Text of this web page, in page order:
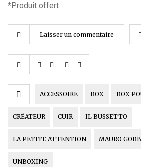
*Produit offert
Laisser un commentaire
ACCESSOIRE BOX BOX
CRÉATEUR CUIR IL BUSSETTO
LA PETITE ATTENTION MAURO
UNBOXING